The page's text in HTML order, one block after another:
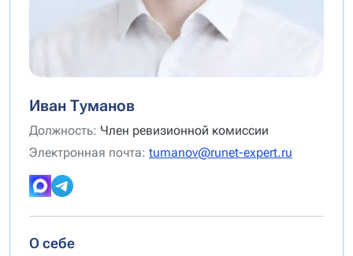
Иван Туманов
Должность: Член ревизионной комиссии
Электронная почта: tumanov@runet-expert.ru
О себе